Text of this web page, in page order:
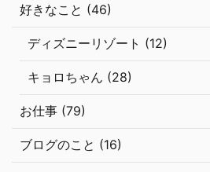
好きなこと (46)
ディズニーリゾート (12)
キョロちゃん (28)
お仕事 (79)
ブログのこと (16)